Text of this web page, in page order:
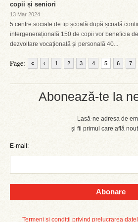
Abonează-te la
Lasă-ne adresa de
și fii primul care află
E-mail:
Abonare
Termeni și condiții privind prelucrarea
copii și seniori
13 Mar 2024
5 centre sociale de tip școală după școală
intergenerațională 150 de copii vor beneficia
dezvoltare vocațională și personală 40...
Page: « ‹ 1 2 3 4 5 6 7